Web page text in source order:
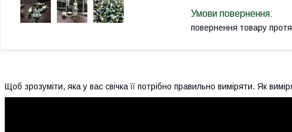
повернення товару
Щоб зрозуміти, яка у вас свічка її потрібно правильно виміряти. Як